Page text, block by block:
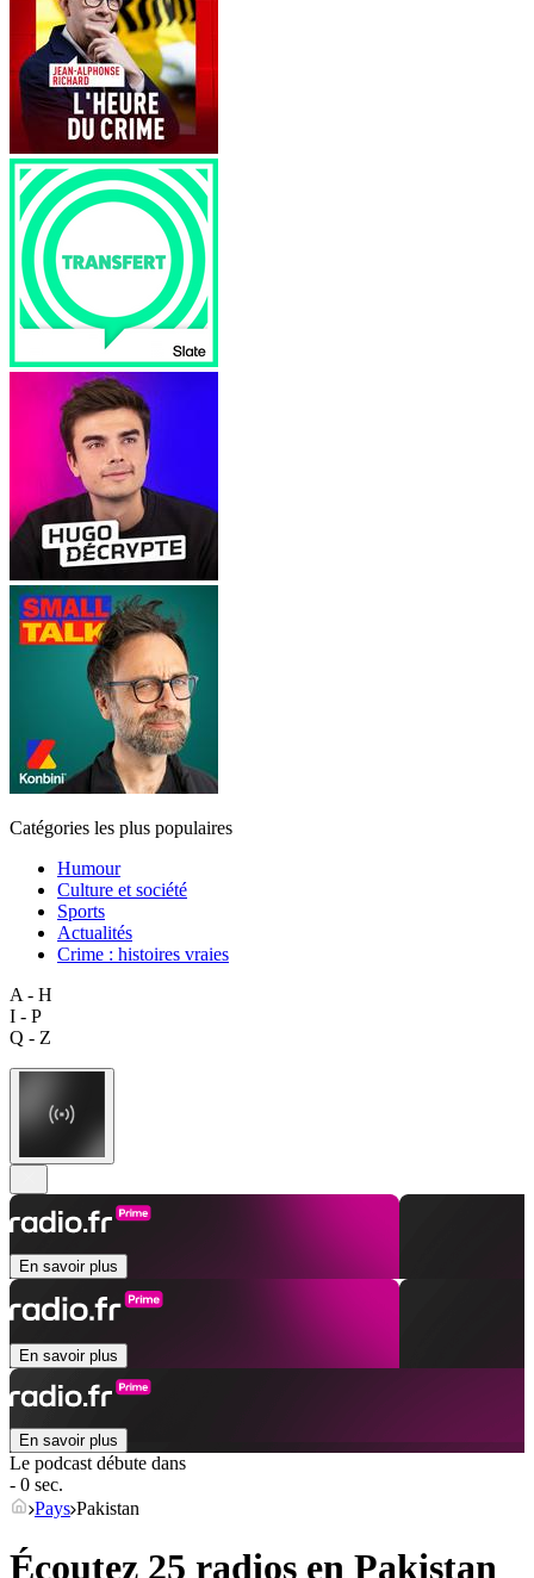
Catégories les plus populaires
Humour
Culture et société
Sports
Actualités
Crime : histoires vraies
A - H
I - P
Q - Z
En savoir plus
En savoir plus
En savoir plus
Le podcast débute dans
- 0 sec.
Pays Pakistan
Écoutez 25 radios en Pakistan